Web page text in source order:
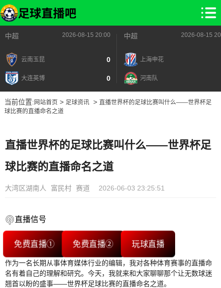
中超 2026-08-15 20:00
云南玉昆 0
大连英博 0
中超 2026-08-15
上海申花
河南队
当前位置: 网站首页> 足球资讯> 直播世界杯的足球比赛叫什么——世界杯足
球比赛的直播命名之道
直播世界杯的足球比赛叫什么——世界杯足
球比赛的直播命名之道
大湾区湖南人 富民村 赛道 2026-06-03 23:25:51
直播信号
免费直播① 免费直播② 玩球直播
作为一名长期从事体育媒体行业的编辑，我对各种体育赛事的直播命
名有着自己的理解和研究。今天，我就来和大家聊聊那个让无数球迷
翘首以盼的盛事——世界杯足球比赛的直播命名之道。